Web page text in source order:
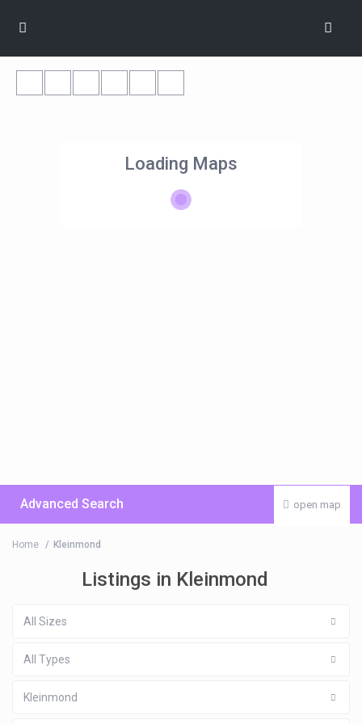
Loading Maps
open map
Advanced Search
Home Kleinmond
Listings in Kleinmond
All Sizes
All Types
Kleinmond